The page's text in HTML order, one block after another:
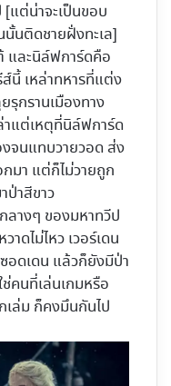
[แต่น่าจะเป็นขอบ
นั้นติดชายฝั่งทะเล]
และนิล์ฟการ์ดคือ
นี้ เหล่าทหารที่แต่ง
กรานเมืองทาง
าแต่เหตุที่นิล์ฟการ์ด
จนแทบวายวอด ส่ง
มา แต่ก็ไม่วายถูก
ป่าสีขาว
างๆ ของมหาทวีป
าดไม่ไหว เวอร์เดน
ซอดเดน แล้วก็ยังมีป่า
ช่คนที่เล่นเกมหรือ
ล่ม ก็คงมึนกันไป